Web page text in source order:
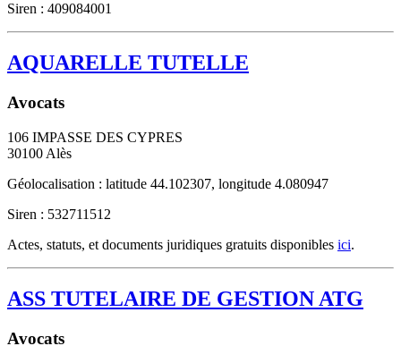
Siren : 409084001
AQUARELLE TUTELLE
Avocats
106 IMPASSE DES CYPRES
30100 Alès
Géolocalisation : latitude 44.102307, longitude 4.080947
Siren : 532711512
Actes, statuts, et documents juridiques gratuits disponibles ici.
ASS TUTELAIRE DE GESTION ATG
Avocats